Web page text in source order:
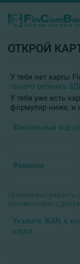
ОТКРОЙ
У тебя нет карты
твоего ребенка
У тебя уже есть
формуляр ниже, и
Фискальный код
Фамилия
Просим вас
соответствии с
Укажите IBAN, к
карта